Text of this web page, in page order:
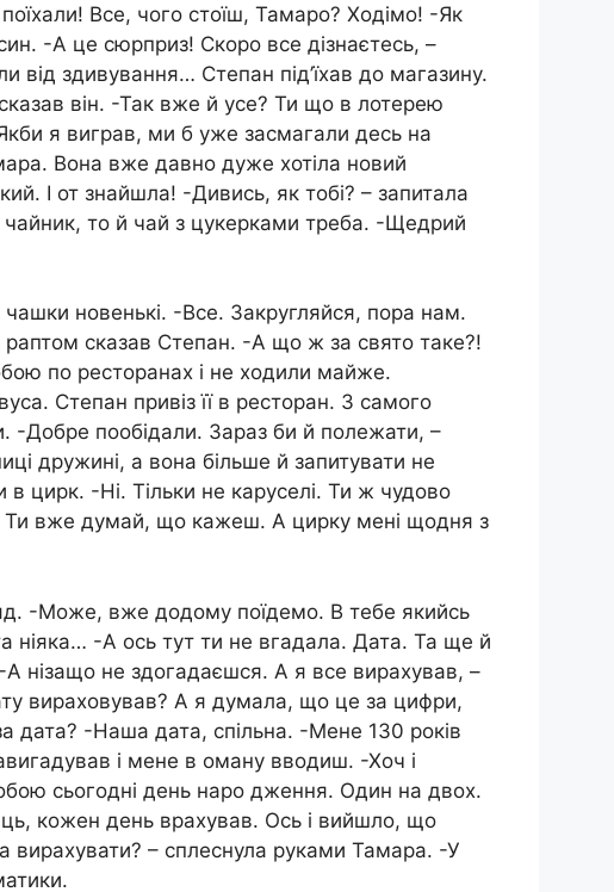
Все, чого стоїш, Тамаро? Ходімо! -Як
-А це сюрприз! Скоро все дізнаєтесь, –
від здивування… Степан під’їхав до магазину.
він. -Так вже й усе? Ти що в лотерею
я виграв, ми б уже засмагали десь на
Вона вже давно дуже хотіла новий
І от знайшла! -Дивись, як тобі? – запитала
то й чай з цукерками треба. -Щедрий
новенькі. -Все. Закругляйся, пора нам.
раптом сказав Степан. -А що ж за свято таке?!
по ресторанах і не ходили майже.
Степан привіз її в ресторан. З самого
-Добре пообідали. Зараз би й полежати, –
дружині, а вона більше й запитувати не
цирк. -Ні. Тільки не каруселі. Ти ж чудово
Ти вже думай, що кажеш. А цирку мені щодня з
-Може, вже додому поїдемо. В тебе якийсь
ніяка… -А ось тут ти не вгадала. Дата. Та ще й
нізащо не здогадаєшся. А я все вирахував, –
вираховував? А я думала, що це за цифри,
дата? -Наша дата, спільна. -Мене 130 років
і мене в оману вводиш. -Хоч і
сьогодні день наро дження. Один на двох.
кожен день врахував. Ось і вийшло, що
вирахувати? – сплеснула руками Тамара. -У